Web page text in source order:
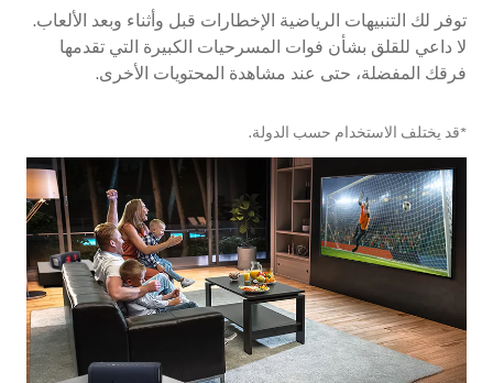
توفر لك التنبيهات الرياضية الإخطارات قبل وأثناء وبعد الألعاب.
لا داعي للقلق بشأن فوات المسرحيات الكبيرة التي تقدمها
فرقك المفضلة، حتى عند مشاهدة المحتويات الأخرى.
*قد يختلف الاستخدام حسب الدولة.